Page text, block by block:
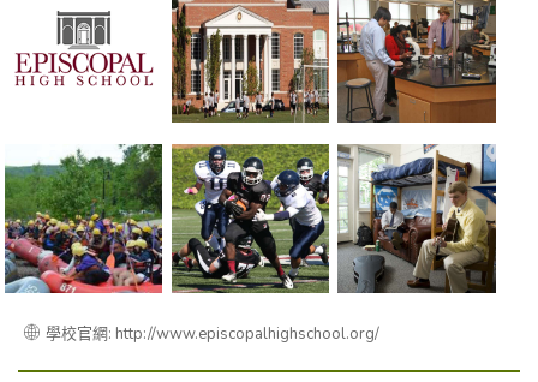
學校官網: http://www.episcopalhighschool.org/